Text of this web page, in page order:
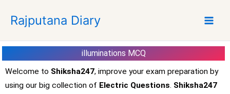
p
Rajputana Diary
illuminations MCQ
Welcome to Shiksha247, improve your exam preparation by
using our big collection of Electric Questions. Shiksha247